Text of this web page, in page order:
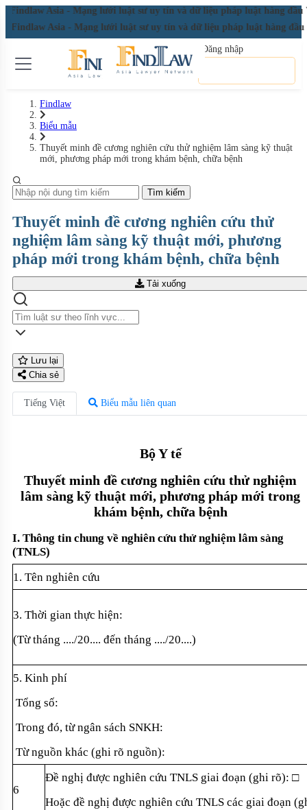
Asia - Mạng lưới luật sư uy tín và dữ liệu pháp luật hàng đầu
Findlaw Asia - Mạng lưới luật sư uy tín và dữ liệu pháp luật hàng đầu
Đăng nhập
Findlaw
Biểu mẫu
Thuyết minh đề cương nghiên cứu thử nghiệm lâm sàng kỹ thuật
mới, phương pháp mới trong khám bệnh, chữa bệnh
Tìm kiếm
Thuyết minh đề cương nghiên cứu thử
nghiệm lâm sàng kỹ thuật mới, phương
pháp mới trong khám bệnh, chữa bệnh
Tải xuống
Lưu lại
Chia sẻ
Tiếng Việt Biểu mẫu liên quan
Bộ Y tế
Thuyết minh đề cương nghiên cứu thử nghiệm
lâm sàng kỹ thuật mới, phương pháp mới trong
khám bệnh, chữa bệnh
I. Thông tin chung về nghiên cứu thử nghiệm lâm sàng
(TNLS)
1. Tên nghiên cứu
3. Thời gian thực hiện:
(Từ tháng ..../20.... đến tháng ..../20....)
5. Kinh phí
Tổng số:
Trong đó, từ ngân sách SNKH:
Từ nguồn khác (ghi rõ nguồn):
6
Đề nghị được nghiên cứu TNLS giai đoạn (ghi rõ): □
Hoặc đề nghị được nghiên cứu TNLS các giai đoạn